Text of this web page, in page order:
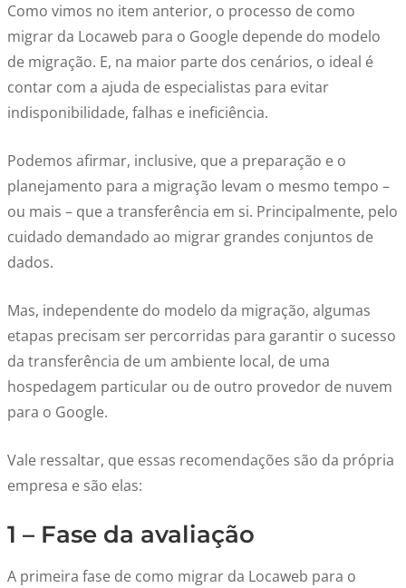
Como vimos no item anterior, o processo de como
migrar da Locaweb para o Google depende do modelo
de migração. E, na maior parte dos cenários, o ideal é
contar com a ajuda de especialistas para evitar
indisponibilidade, falhas e ineficiência.
Podemos afirmar, inclusive, que a preparação e o
planejamento para a migração levam o mesmo tempo –
ou mais – que a transferência em si. Principalmente, pelo
cuidado demandado ao migrar grandes conjuntos de
dados.
Mas, independente do modelo da migração, algumas
etapas precisam ser percorridas para garantir o sucesso
da transferência de um ambiente local, de uma
hospedagem particular ou de outro provedor de nuvem
para o Google.
Vale ressaltar, que essas recomendações são da própria
empresa e são elas:
1 – Fase da avaliação
A primeira fase de como migrar da Locaweb para o